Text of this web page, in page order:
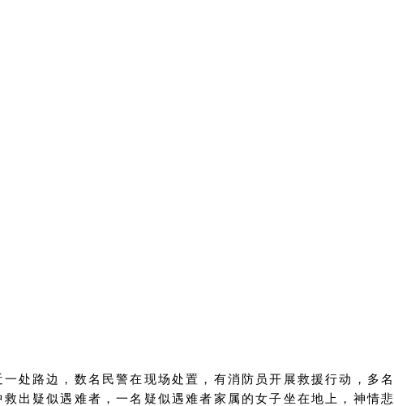
处路边，数名民警在现场处置，有消防员开展救援行动，多名
出疑似遇难者，一名疑似遇难者家属的女子坐在地上，神情悲